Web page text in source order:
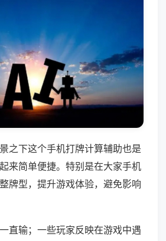
之下这个手机打牌计算辅助也是
来简单便捷。特别是在大家手机
牌型，提升游戏体验，避免影响
直输；一些玩家反映在游戏中遇